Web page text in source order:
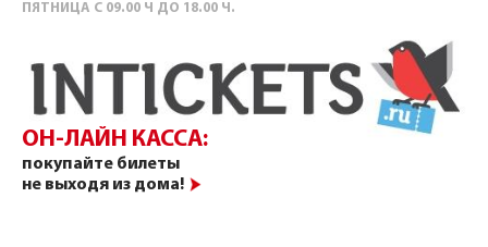
ПЯТНИЦА С 09.00 Ч ДО 18.00 Ч.
ОН-ЛАЙН КАССА:
покупайте билеты
не выходя из дома!